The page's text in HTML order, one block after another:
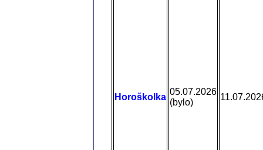
Horoškolka
05.07.2026
(bylo)